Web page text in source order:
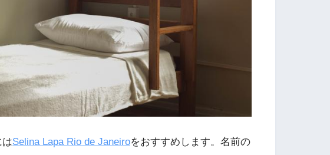
Selina Lapa Rio de Janeiroをおすすめします。名前の